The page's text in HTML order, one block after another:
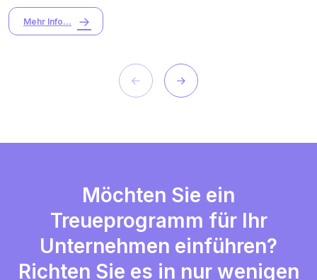
Mehr Info...
Möchten Sie ein
Treueprogramm für Ihr
Unternehmen einführen?
Richten Sie es in nur wenigen